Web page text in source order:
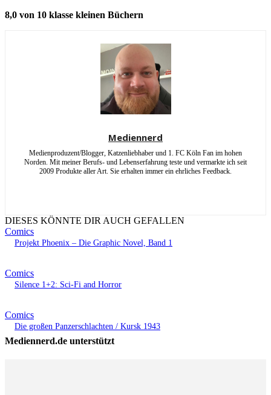
8,0 von 10 klasse kleinen Büchern
Mediennerd
Medienproduzent/Blogger, Katzenliebhaber und 1. FC Köln Fan im hohen
Norden. Mit meiner Berufs- und Lebenserfahrung teste und vermarkte ich seit
2009 Produkte aller Art. Sie erhalten immer ein ehrliches Feedback.
DIESES KÖNNTE DIR AUCH GEFALLEN
Comics
Projekt Phoenix – Die Graphic Novel, Band 1
Comics
Silence 1+2: Sci-Fi and Horror
Comics
Die großen Panzerschlachten / Kursk 1943
Mediennerd.de unterstützt